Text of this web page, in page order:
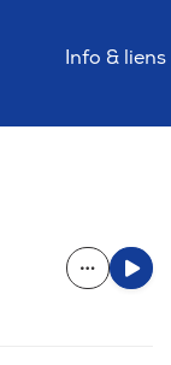
Info & liens